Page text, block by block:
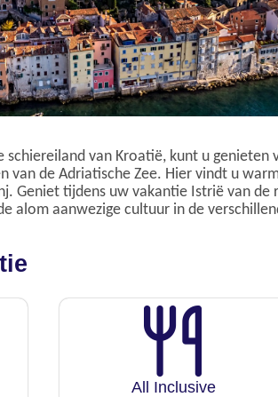
van Kroatië, kunt u genieten
van de Adriatische Zee. Hier vindt u
Geniet tijdens uw vakantie Istrië van de
alom aanwezige cultuur in de
All Inclusive